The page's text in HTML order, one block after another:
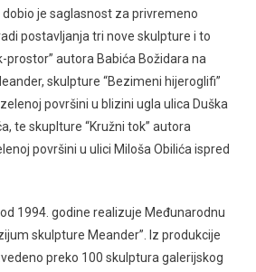
je saglasnost za privremeno
postavljanja tri nove skulpture i to
prostor” autora Babića Božidara na
skulpture “Bezimeni hijeroglifi”
površini u blizini ugla ulica Duška
te skuplture “Kružni tok” autora
površini u ulici Miloša Obilića ispred
1994. godine realizuje Međunarodnu
skulpture Meander”. Iz produkcije
preko 100 skulptura galerijskog